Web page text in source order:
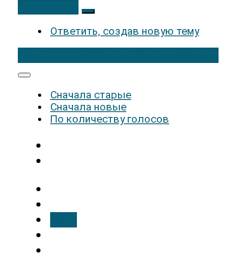
Ответить, создав новую тему
Сначала старые
Сначала новые
По количеству голосов